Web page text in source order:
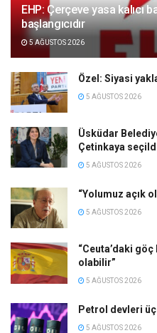
EHP: Çerçeve yasa kalıcı
başlangıcıdır
5 AĞUSTOS 2026
Özel: Siyasi
5 AĞUSTOS 2026
Üsküdar
Çetinkaya
5 AĞUSTOS 2026
“Yolumuz açık
5 AĞUSTOS 2026
“Ceuta’daki
olabilir”
5 AĞUSTOS 2026
Petrol devleri
5 AĞUSTOS 2026